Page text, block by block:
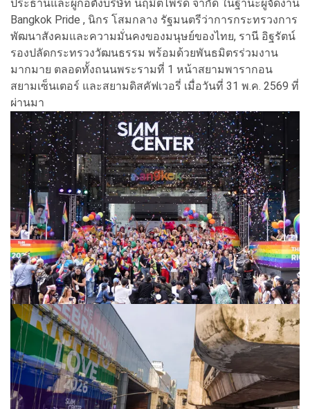
ประธานและผู้ก่อตั้งบริษัท นฤมิตไพรด์ จำกัด ในฐานะผู้จัดงาน
Bangkok Pride , นิกร โสมกลาง รัฐมนตรีว่าการกระทรวงการ
พัฒนาสังคมและความมั่นคงของมนุษย์ของไทย, รานี อิฐรัตน์
รองปลัดกระทรวงวัฒนธรรม พร้อมด้วยพันธมิตรร่วมงาน
มากมาย ตลอดทั้งถนนพระรามที่ 1 หน้าสยามพารากอน
สยามเซ็นเตอร์ และสยามดิสคัฟเวอรี่ เมื่อวันที่ 31 พ.ค. 2569 ที่
ผ่านมา